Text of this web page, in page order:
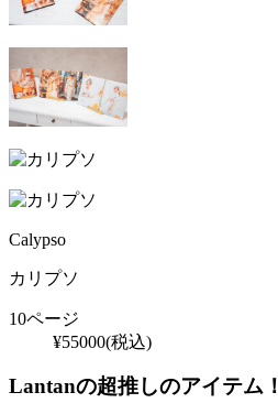
Calypso
カリプソ
10ページ
¥55000(税込)
Lantanの超推しのアイテム！